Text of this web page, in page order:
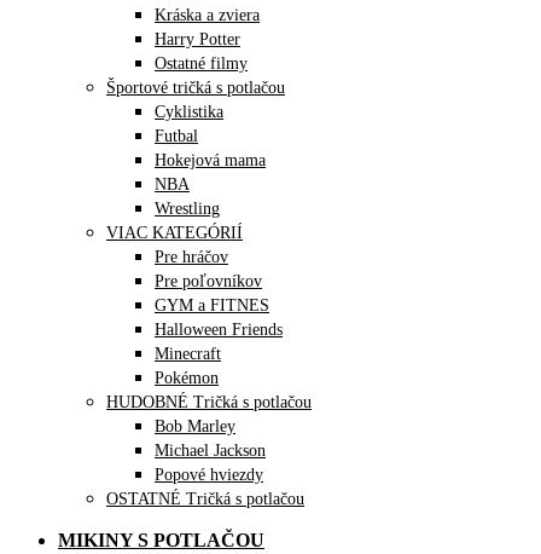
Kráska a zviera
Harry Potter
Ostatné filmy
Športové tričká s potlačou
Cyklistika
Futbal
Hokejová mama
NBA
Wrestling
VIAC KATEGÓRIÍ
Pre hráčov
Pre poľovníkov
GYM a FITNES
Halloween Friends
Minecraft
Pokémon
HUDOBNÉ Tričká s potlačou
Bob Marley
Michael Jackson
Popové hviezdy
OSTATNÉ Tričká s potlačou
MIKINY S POTLAČOU